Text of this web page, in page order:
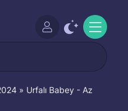
» Urfalı Babey - Az